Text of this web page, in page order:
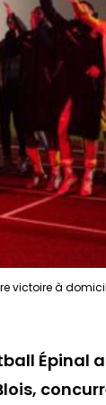
victoire à
Épinal